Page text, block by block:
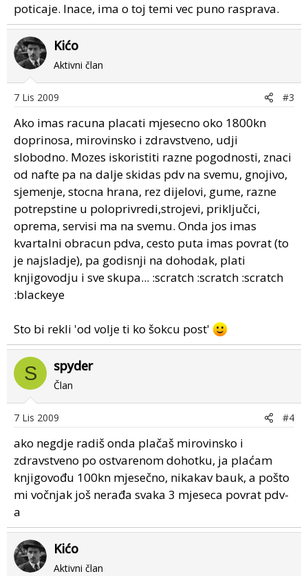
poticaje. Inace, ima o toj temi vec puno rasprava.
Kićo
Aktivni član
7 Lis 2009 #3
Ako imas racuna placati mjesecno oko 1800kn
doprinosa, mirovinsko i zdravstveno, udji
slobodno. Mozes iskoristiti razne pogodnosti, znaci
od nafte pa na dalje skidas pdv na svemu, gnojivo,
sjemenje, stocna hrana, rez dijelovi, gume, razne
potrepstine u poloprivredi,strojevi, priključci,
oprema, servisi ma na svemu. Onda jos imas
kvartalni obracun pdva, cesto puta imas povrat (to
je najsladje), pa godisnji na dohodak, plati
knjigovodju i sve skupa... :scratch :scratch :scratch
:blackeye
Sto bi rekli 'od volje ti ko šokcu post'
S spyder
Član
7 Lis 2009 #4
ako negdje radiš onda plačaš mirovinsko i
zdravstveno po ostvarenom dohotku, ja plaćam
knjigovođu 100kn mjesečno, nikakav bauk, a pošto
mi vočnjak još nerađa svaka 3 mjeseca povrat pdv-
a
Kićo
Aktivni član